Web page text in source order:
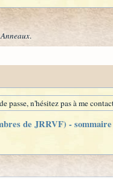
.
n'hésitez pas à me
de JRRVF) - sommaire